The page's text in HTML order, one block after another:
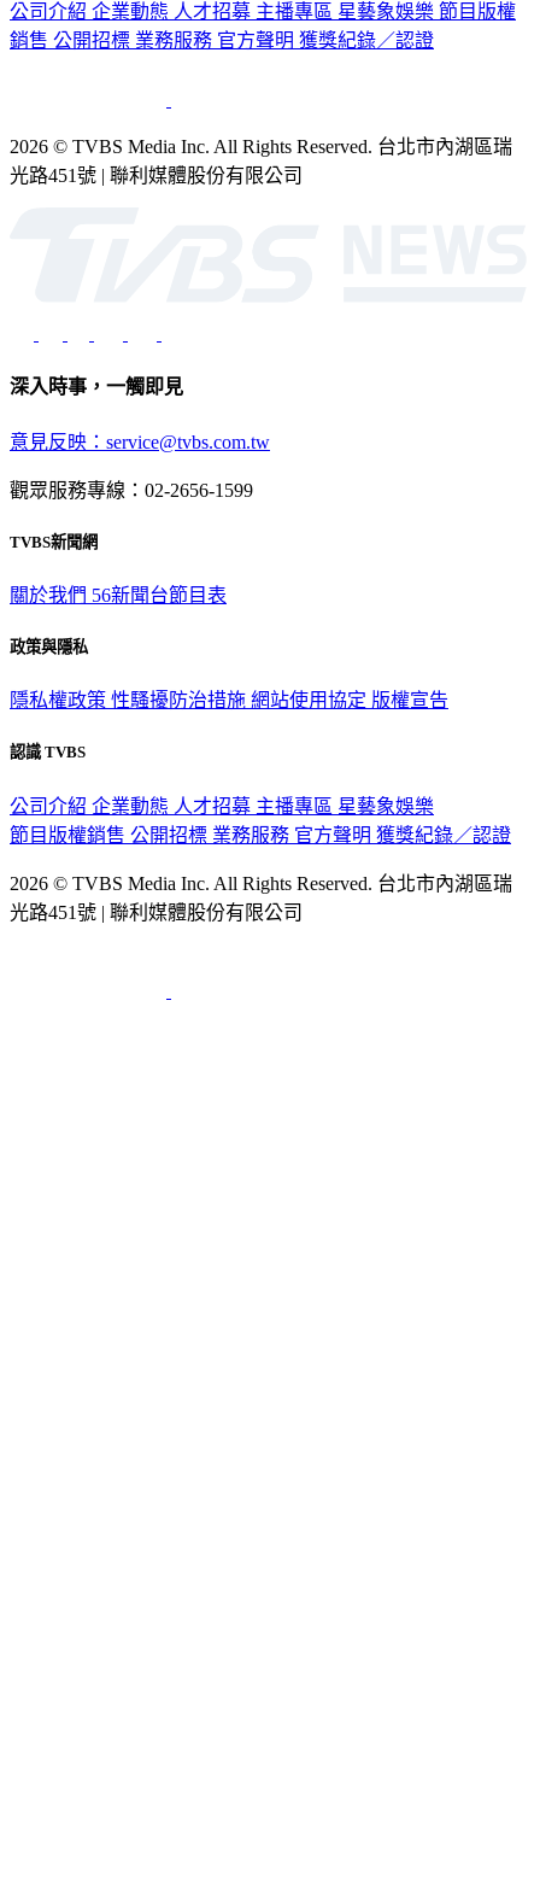
公司介紹 企業動態 人才招募 主播專區 星藝象娛樂 節目版權
銷售 公開招標 業務服務 官方聲明 獲獎紀錄／認證
2026 © TVBS Media Inc. All Rights Reserved. 台北市內湖區瑞
光路451號 | 聯利媒體股份有限公司
深入時事，一觸即見
意見反映：service@tvbs.com.tw
觀眾服務專線：02-2656-1599
TVBS新聞網
關於我們 56新聞台節目表
政策與隱私
隱私權政策 性騷擾防治措施 網站使用協定 版權宣告
認識 TVBS
公司介紹 企業動態 人才招募 主播專區 星藝象娛樂
節目版權銷售 公開招標 業務服務 官方聲明 獲獎紀錄／認證
2026 © TVBS Media Inc. All Rights Reserved. 台北市內湖區瑞
光路451號 | 聯利媒體股份有限公司